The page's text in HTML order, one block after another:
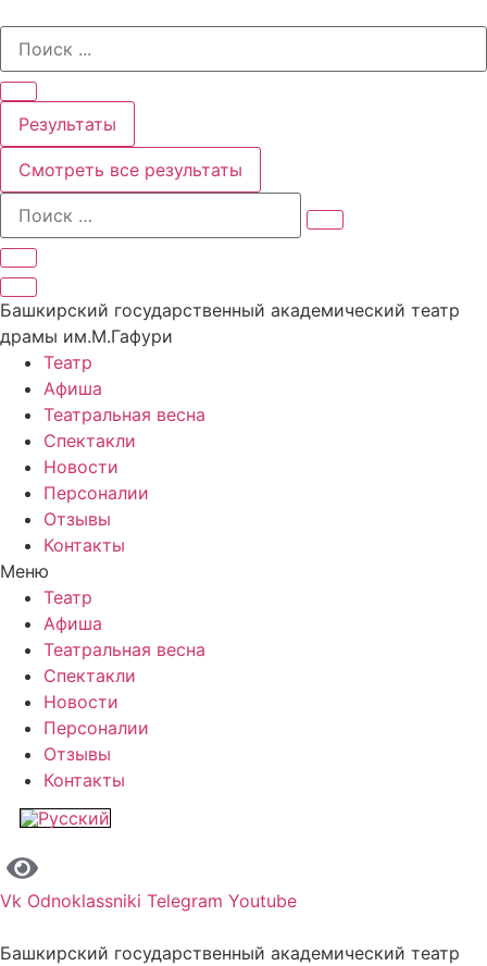
содержимому
Search
Результаты
Смотреть все результаты
Башкирский государственный академический театр
драмы им.М.Гафури
Театр
Афиша
Театральная весна
Спектакли
Новости
Персоналии
Отзывы
Контакты
Меню
Театр
Афиша
Театральная весна
Спектакли
Новости
Персоналии
Отзывы
Контакты
Vk Odnoklassniki Telegram Youtube
Башкирский государственный академический театр